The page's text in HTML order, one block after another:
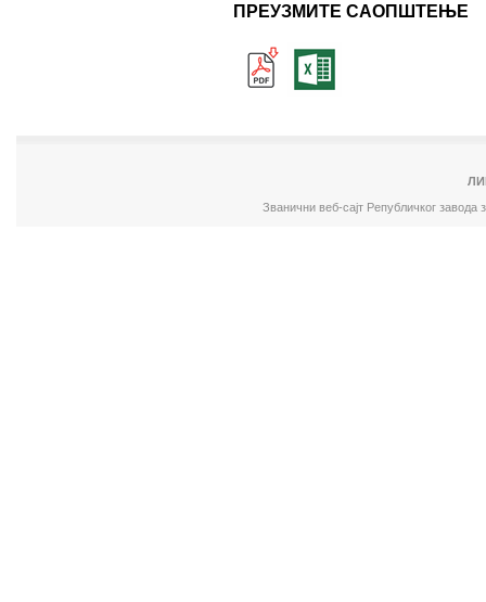
ПРЕУЗМИТЕ САОПШТЕЊЕ
Званични веб-сајт Републичког